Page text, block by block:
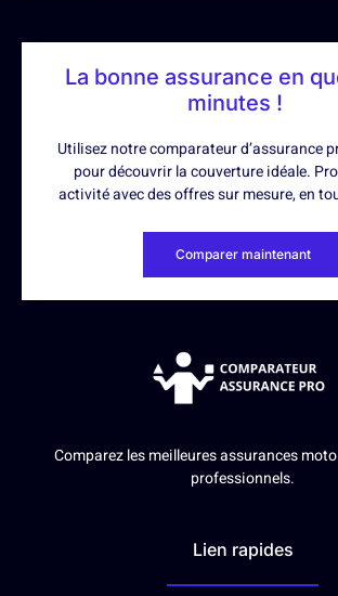
La bonne assurance en
minutes !
Utilisez notre comparateur d’assurance
pour découvrir la couverture idéale.
activité avec des offres sur mesure, en
Comparer maintenant
Comparez les meilleures assurances
professionnels.
Lien rapides